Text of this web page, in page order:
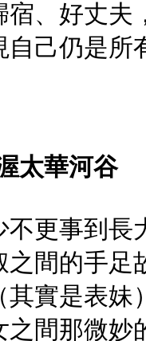
宿、好丈夫
自己仍是所
太華河谷
不更事到長
之間的手足
其實是表妹
之間那微妙